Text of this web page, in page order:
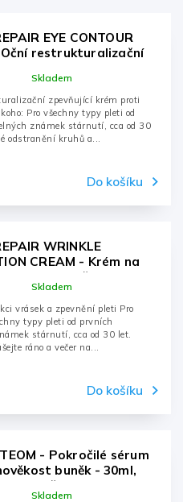
EYE CONTOUR
Oční restrukturalizační
krém proti vráskám -
Skladem
Do košíku
zpevňující krém proti
Pro všechny typy pleti od
známek stárnutí, cca od 30
odstranění kruhů a...
WRINKLE
CREAM - Krém na
a zpevnění pleti -
Skladem
Do košíku
vrásek a zpevnění pleti Pro
typy pleti od prvních
stárnutí, cca od 30 let.
ráno a večer na...
- Pokročilé sérum
buněk - 30ml,
Skladem